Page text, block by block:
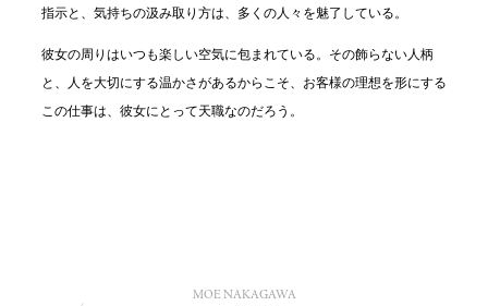
指示と、気持ちの汲み取り方は、多くの人々を魅了している。
彼女の周りはいつも楽しい空気に包まれている。その飾らない人柄
と、人を大切にする温かさがあるからこそ、お客様の理想を形にする
この仕事は、彼女にとって天職なのだろう。
MOE NAKAGAWA